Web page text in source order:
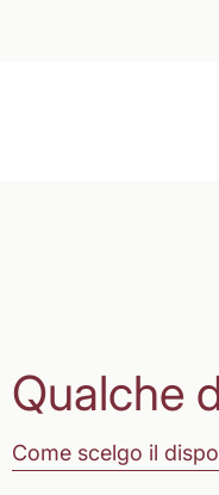
Qualche
Come scelgo il